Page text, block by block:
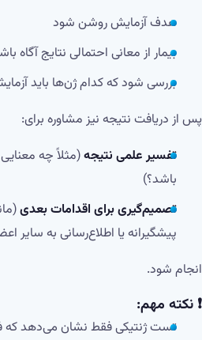
هدف آزمایش روشن شود
بیمار از معانی احتمالی نتایج آگاه
بررسی شود که کدام ژن‌ها باید
پس از دریافت نتیجه نیز مشاوره برای:
تفسیر علمی نتیجه(مثلاً چه
باشد؟)
تصمیم‌گیری برای اقدامات بعدی
پیشگیرانه یا اطلاع‌رسانی به سایر
انجام شود.
❗ نکته مهم:
تست ژنتیکی فقط نشان می‌دهد که